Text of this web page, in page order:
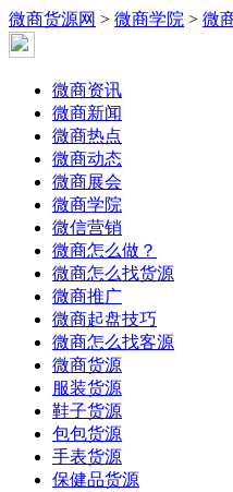
微商货源网 > 微商学院 > 微
微商资讯
微商新闻
微商热点
微商动态
微商展会
微商学院
微信营销
微商怎么做？
微商怎么找货源
微商推广
微商起盘技巧
微商怎么找客源
微商货源
服装货源
鞋子货源
包包货源
手表货源
保健品货源